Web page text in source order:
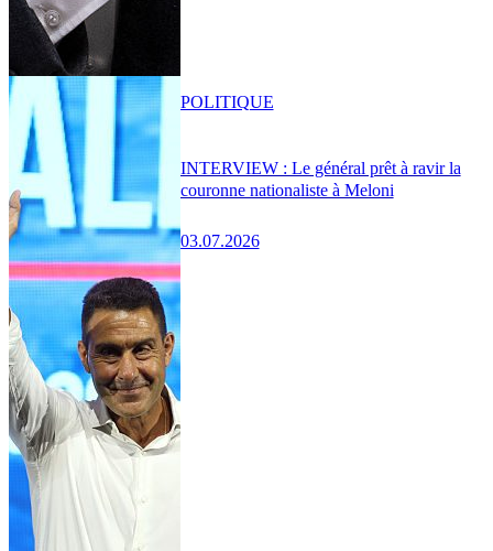
INTERVIEW : Le général prêt à ravir la
couronne nationaliste à Meloni
03.07.2026
POLITIQUE